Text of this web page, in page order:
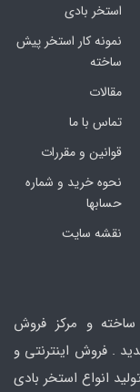
استخر بادی
نمونه کار استخر پیش
ساخته
مقالات
تماس با ما
قوانین و مقررات
نحوه خرید و شماره
حسابها
نقشه سایت
و مرکز فروش
. فروش اینترنتی و
انواع استخر بادی